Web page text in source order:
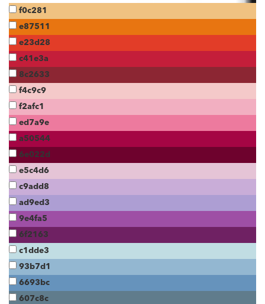
f0c281
e87511
e23d28
c41e3a
8c2633
f4c9c9
f2afc1
ed7a9e
a50544
6e022d
e5c4d6
c9add8
ad9ed3
9e4fa5
6f2163
c1dde3
93b7d1
6693bc
607c8c